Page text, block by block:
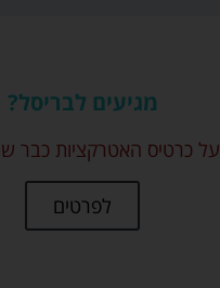
מגיעים לבריסל?
על כרטיס האטרקציות כבר
לפרטים